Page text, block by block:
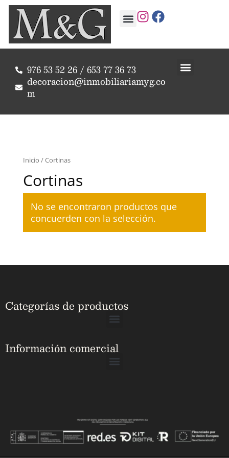
976 53 52 26 / 653 77 36 73
decoracion@inmobiliariamyg.co
m
Inicio / Cortinas
Cortinas
No se encontraron productos que
concuerden con la selección.
Categorías de productos
Información comercial